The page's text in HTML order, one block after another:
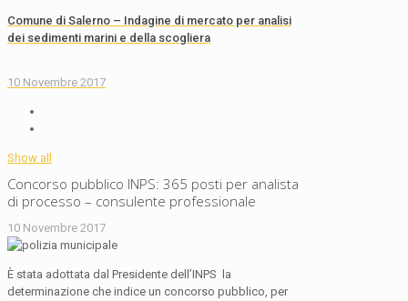
Comune di Salerno – Indagine di mercato per analisi
dei sedimenti marini e della scogliera
10 Novembre 2017
Show all
Concorso pubblico INPS: 365 posti per analista
di processo – consulente professionale
10 Novembre 2017
È stata adottata dal Presidente dell’INPS la
determinazione che indice un concorso pubblico, per